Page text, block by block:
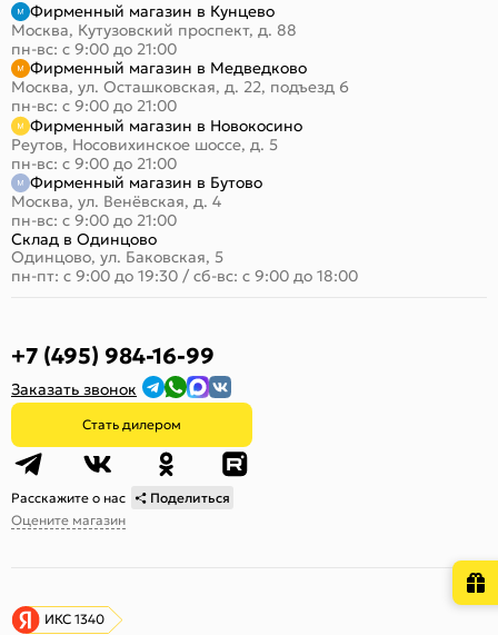
Фирменный магазин в Кунцево
Москва, Кутузовский проспект, д. 88
пн-вс: с 9:00 до 21:00
Фирменный магазин в Медведково
Москва, ул. Осташковская, д. 22, подъезд 6
пн-вс: с 9:00 до 21:00
Фирменный магазин в Новокосино
Реутов, Носовихинское шоссе, д. 5
пн-вс: с 9:00 до 21:00
Фирменный магазин в Бутово
Москва, ул. Венёвская, д. 4
пн-вс: с 9:00 до 21:00
Склад в Одинцово
Одинцово, ул. Баковская, 5
пн-пт: с 9:00 до 19:30 / сб-вс: с 9:00 до 18:00
+7 (495) 984-16-99
Заказать звонок
Стать дилером
Расскажите о нас
Поделиться
Оцените магазин
ИКС 1340